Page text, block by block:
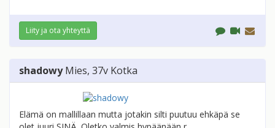
Liity ja ota yhteyttä
shadowy Mies, 37v Kotka
Elämä on mallillaan mutta jotakin silti puutuu ehkäpä se